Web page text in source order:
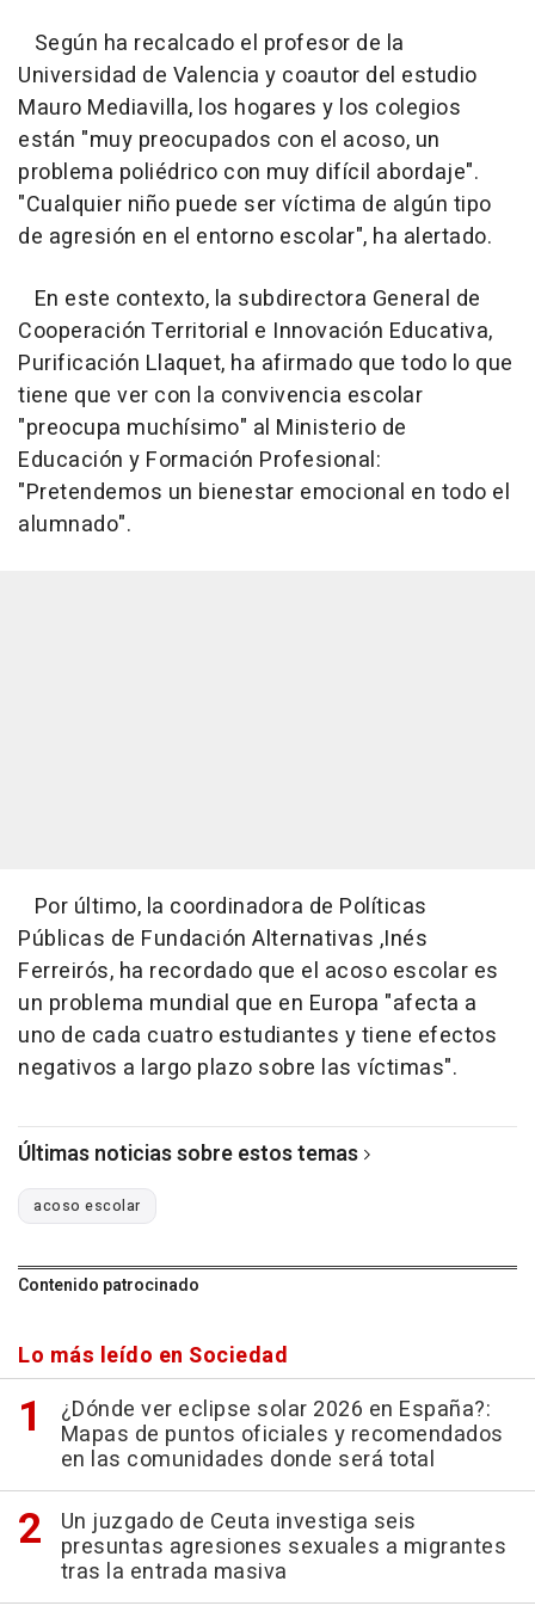
Según ha recalcado el profesor de la
Universidad de Valencia y coautor del estudio
Mauro Mediavilla, los hogares y los colegios
están "muy preocupados con el acoso, un
problema poliédrico con muy difícil abordaje".
"Cualquier niño puede ser víctima de algún tipo
de agresión en el entorno escolar", ha alertado.
En este contexto, la subdirectora General de
Cooperación Territorial e Innovación Educativa,
Purificación Llaquet, ha afirmado que todo lo que
tiene que ver con la convivencia escolar
"preocupa muchísimo" al Ministerio de
Educación y Formación Profesional:
"Pretendemos un bienestar emocional en todo el
alumnado".
Por último, la coordinadora de Políticas
Públicas de Fundación Alternativas ,Inés
Ferreirós, ha recordado que el acoso escolar es
un problema mundial que en Europa "afecta a
uno de cada cuatro estudiantes y tiene efectos
negativos a largo plazo sobre las víctimas".
Últimas noticias sobre estos temas
acoso escolar
Contenido patrocinado
Lo más leído en Sociedad
¿Dónde ver eclipse solar 2026 en España?:
Mapas de puntos oficiales y recomendados
en las comunidades donde será total
Un juzgado de Ceuta investiga seis
presuntas agresiones sexuales a migrantes
tras la entrada masiva